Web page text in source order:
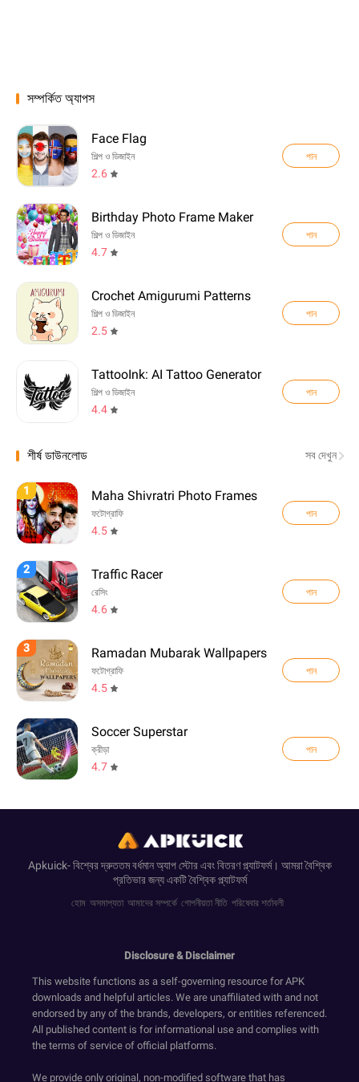
সম্পর্কিত অ্যাপস
Face Flag
শিল্প ও ডিজাইন
2.6
পান
Birthday Photo Frame Maker
শিল্প ও ডিজাইন
4.7
পান
Crochet Amigurumi Patterns
শিল্প ও ডিজাইন
2.5
পান
TattooInk: AI Tattoo Generator
শিল্প ও ডিজাইন
4.4
পান
শীর্ষ ডাউনলোড সব দেখুন
1 Maha Shivratri Photo Frames
ফটোগ্রাফি
4.5
পান
2 Traffic Racer
রেসিং
4.6
পান
3 Ramadan Mubarak Wallpapers
ফটোগ্রাফি
4.5
পান
Soccer Superstar
ক্রীড়া
4.7
পান
Apkuick- বিশ্বের দ্রুততম বর্ধমান অ্যাপ স্টোর এবং বিতরণ প্ল্যাটফর্ম। আমরা বৈশ্বিক
প্রতিভার জন্য একটি বৈশ্বিক প্ল্যাটফর্ম
হোম অসমাপ্যতা আমাদের সম্পর্কে গোপনীয়তা নীতি পরিষেবার শর্তাবলী
Disclosure & Disclaimer
This website functions as a self-governing resource for APK
downloads and helpful articles. We are unaffiliated with and not
endorsed by any of the brands, developers, or entities referenced.
All published content is for informational use and complies with
the terms of service of official platforms.
We provide only original, non-modified software that has